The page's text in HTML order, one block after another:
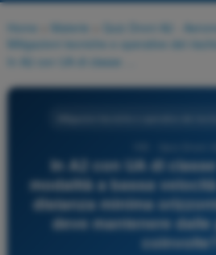
Home Materie Quiz Droni A2 -
Mitigazioni tecniche e operative del
In A2 con UA di
modalità a bassa
distanza minima
deve mantenere
coinvolte?